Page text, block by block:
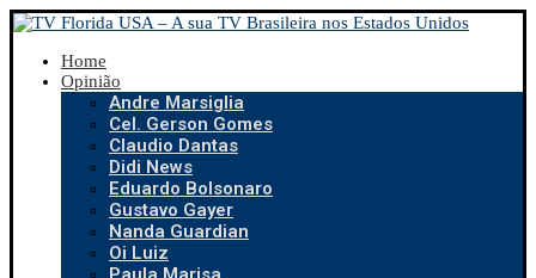
Home
Opinião
Andre Marsiglia
Cel. Gerson Gomes
Claudio Dantas
Didi News
Eduardo Bolsonaro
Gustavo Gayer
Nanda Guardian
Oi Luiz